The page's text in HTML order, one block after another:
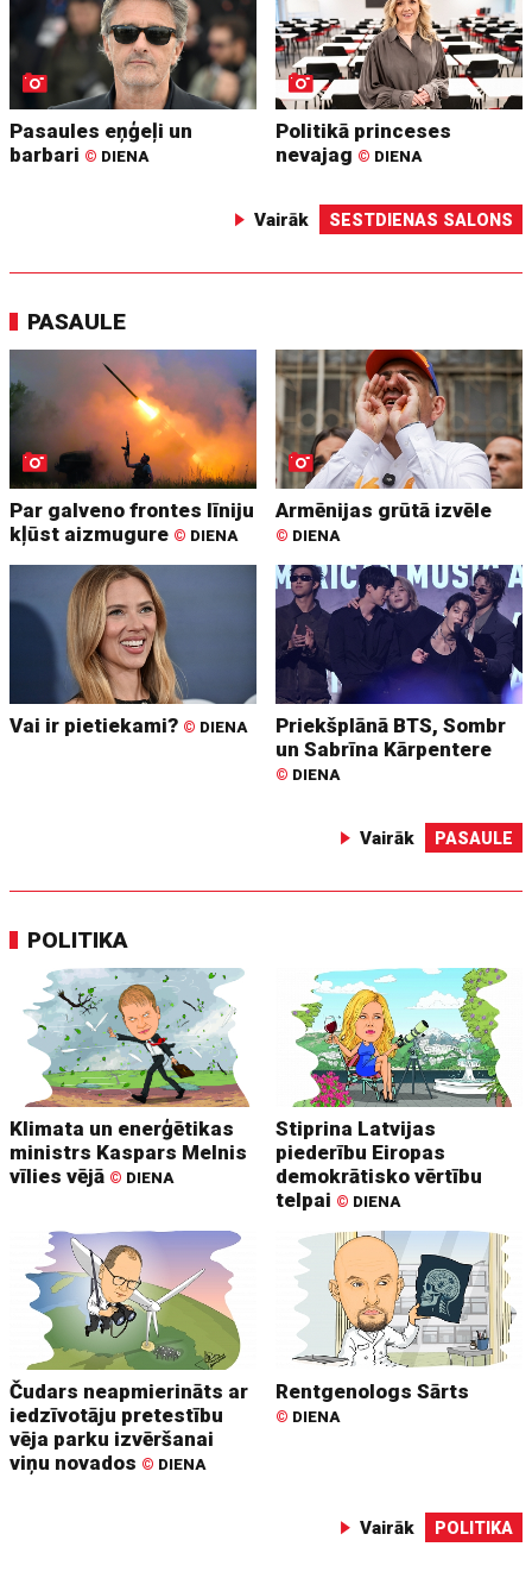
Pasaules eņģeļi un
barbari © DIENA
Politikā princeses
nevajag © DIENA
Vairāk SESTDIENAS SALONS
PASAULE
Par galveno frontes līniju
kļūst aizmugure © DIENA
Armēnijas grūtā izvēle
© DIENA
Vai ir pietiekami? © DIENA
Priekšplānā BTS, Sombr
un Sabrīna Kārpentere
© DIENA
Vairāk PASAULE
POLITIKA
Klimata un enerģētikas
ministrs Kaspars Melnis
vīlies vējā © DIENA
Stiprina Latvijas
piederību Eiropas
demokrātisko vērtību
telpai © DIENA
Čudars neapmierināts ar
iedzīvotāju pretestību
vēja parku izvēršanai
viņu novados © DIENA
Rentgenologs Sārts
© DIENA
Vairāk POLITIKA